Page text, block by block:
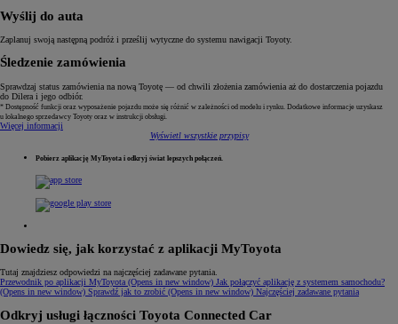
Wyślij do auta
Zaplanuj swoją następną podróż i prześlij wytyczne do systemu nawigacji Toyoty.
Śledzenie zamówienia
Sprawdzaj status zamówienia na nową Toyotę — od chwili złożenia zamówienia aż do dostarczenia pojazdu
do Dilera i jego odbiór.
* Dostępność funkcji oraz wyposażenie pojazdu może się różnić w zależności od modelu i rynku. Dodatkowe informacje uzyskasz
u lokalnego sprzedawcy Toyoty oraz w instrukcji obsługi.
Więcej informacji
Wyświetl wszystkie przypisy
Pobierz aplikację MyToyota i odkryj świat lepszych połączeń.
Dowiedz się, jak korzystać z aplikacji MyToyota
Tutaj znajdziesz odpowiedzi na najczęściej zadawane pytania.
Przewodnik po aplikacji MyToyota (Opens in new window) Jak połączyć aplikację z systemem samochodu?
(Opens in new window) Sprawdź jak to zrobić (Opens in new window) Najczęściej zadawane pytania
Odkryj usługi łączności Toyota Connected Car